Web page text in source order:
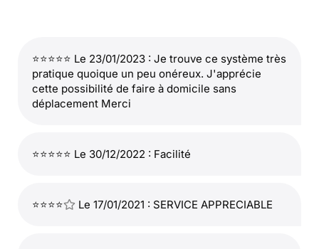
⭐⭐⭐⭐⭐ Le 23/01/2023 : Je trouve ce système très
pratique quoique un peu onéreux. J'apprécie
cette possibilité de faire à domicile sans
déplacement Merci
⭐⭐⭐⭐⭐ Le 30/12/2022 : Facilité
⭐⭐⭐⭐ Le 17/01/2021 : SERVICE APPRECIABLE